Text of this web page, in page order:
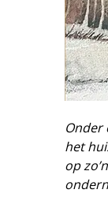
Onder
het
op